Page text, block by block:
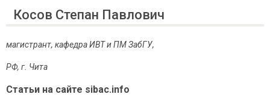
Косов Степан Павлович
магистрант, кафедра ИВТ и ПМ ЗабГУ,
РФ, г Чита
Статьи на сайте sibac.info